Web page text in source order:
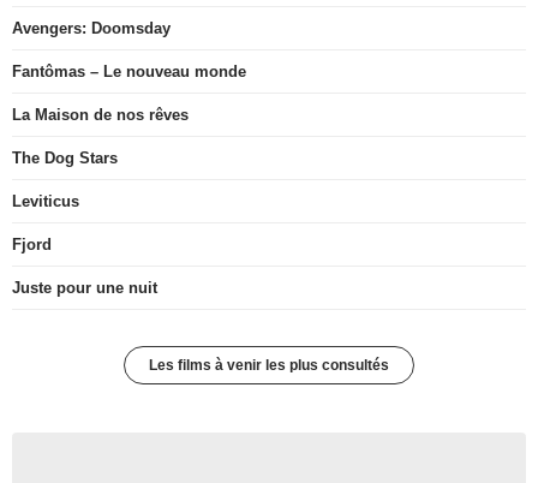
Avengers: Doomsday
Fantômas – Le nouveau monde
La Maison de nos rêves
The Dog Stars
Leviticus
Fjord
Juste pour une nuit
Les films à venir les plus consultés